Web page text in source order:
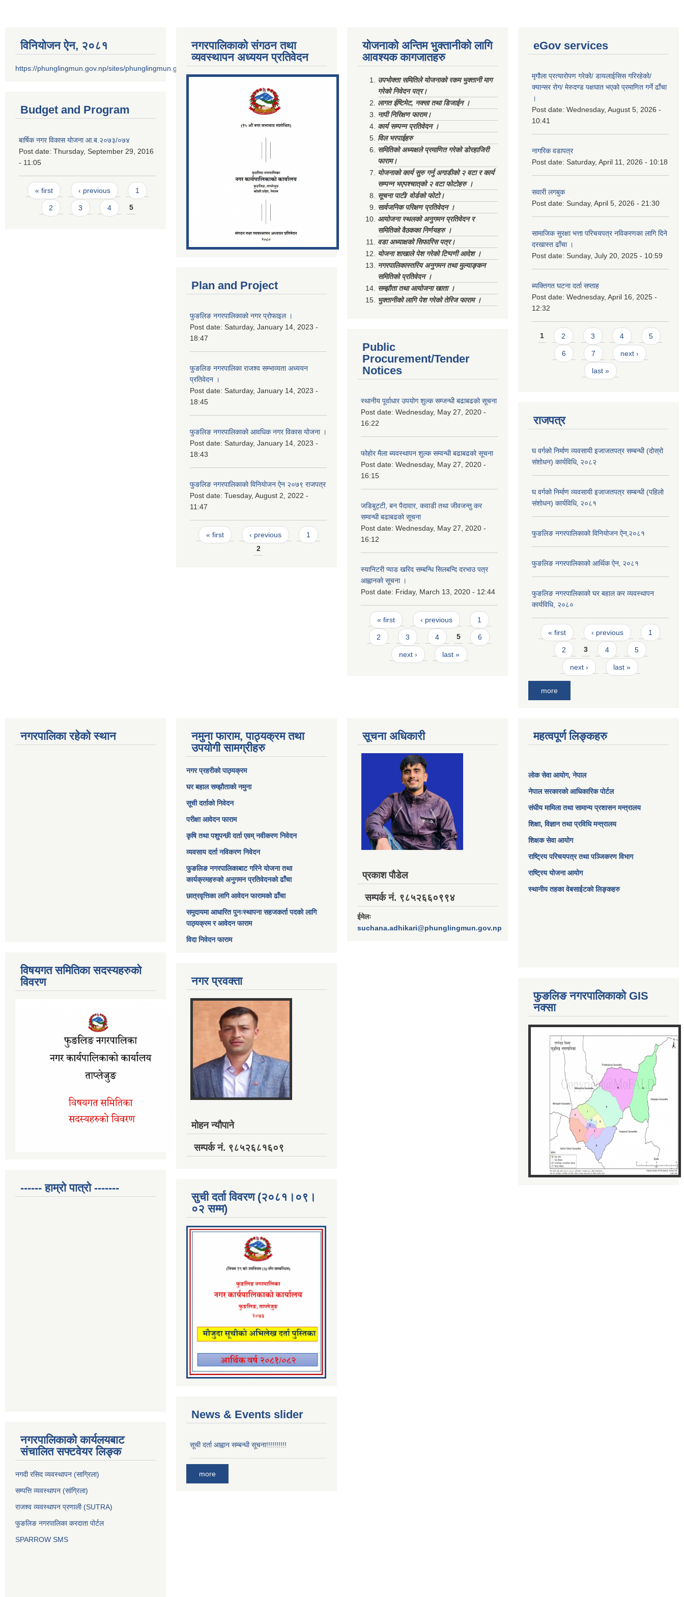
विनियोजन ऐन‚ २०८१
https://phunglingmun.gov.np/sites/phunglingmun.gov.np/files/documents/Al...
Budget and Program
बार्षिक नगर विकास योजना आ.ब.२०७३/०७४
Post date: Thursday, September 29, 2016
- 11:05
Pages
« first ‹ previous 1
2 3 4 5
नगरपालिकाको संगठन तथा
व्यवस्थापन अध्ययन प्रतिवेदन
Plan and Project
फुङलिङ नगरपालिकाको नगर प्रोफाइल ।
Post date: Saturday, January 14, 2023 -
18:47
फुङलिङ नगरपालिका राजश्व सम्भाव्यता अध्ययन
प्रतिवेदन ।
Post date: Saturday, January 14, 2023 -
18:45
फुङलिङ नगरपालिकाको आवधिक नगर विकास योजना ।
Post date: Saturday, January 14, 2023 -
18:43
फुङलिङ नगरपालिकाको विनियोजन ऐन २०७९ राजपत्र
Post date: Tuesday, August 2, 2022 -
11:47
Pages
« first ‹ previous
1
2
योजनाको अन्तिम भुक्तानीको लागि
आवश्यक कागजातहरु
उपभोक्ता समितिले योजनाको रकम भुक्तानी माग
गरेको निवेदन पत्र।
लागत ईष्टिमेट, नक्सा तथा डिजाईन ।
नापी निरिक्षण फाराम।
कार्य सम्पन्न प्रतिवेदन ।
विल भरपाईहरु
समितिको अध्यक्षले प्रमाणित गरेको डोरहाजिरी
फाराम।
योजनाको कार्य सुरु गर्नु अगाडीको २ वटा र कार्य
सम्पन्न भएपश्चात्‌को २ वटा फोटोहरु ।
सूचना पाटी/ वोर्डको फोटो।
सार्वजनिक परिक्षण प्रतिवेदन ।
आयोजना स्थलको अनुगमन प्रतिवेदन र
समितिको वैठकका निर्णयहरु ।
वडा अध्याक्षको सिफारिस पत्र।
योजना शाखाले पेश गरेको टिप्पणी आदेश ।
नगरपालिकास्तरिय अनुगमन तथा मुल्याङ्कन
समितिको प्रतिवेदन ।
सम्झौता तथा आयोजना खाता ।
भुक्तानीको लागि पेश गरेको तेरिज फाराम ।
Public
Procurement/Tender
Notices
स्थानीय पूर्वाधार उपयोग शुल्क सम्जन्धी बढाबढको सूचना
Post date: Wednesday, May 27, 2020 -
16:22
फोहोर मैला ब्यवस्थापन शुल्क सम्वन्धी बढाबढको सूचना
Post date: Wednesday, May 27, 2020 -
16:15
जडिबुट्टी, बन पैदावार, कवाडी तथा जीवजन्तु कर
सम्वन्धी बढाबढको सूचना
Post date: Wednesday, May 27, 2020 -
16:12
स्यानिटरी प्याड खरिद सम्बन्धि सिलबन्दि दरभाउ पत्र
आह्वानको सूचना ।
Post date: Friday, March 13, 2020 - 12:44
Pages
« first ‹ previous 1
2 3 4 5 6
next › last »
eGov services
मृगौला प्रत्यारोपण गरेको/ डायलाईसिस गरिरहेको/
क्यान्सर रोग/ मेरुदण्ड पक्षघात भएको प्रमाणित गर्ने ढाँचा
।
Post date: Wednesday, August 5, 2026 -
10:41
नागरिक वडापत्र
Post date: Saturday, April 11, 2026 - 10:18
सवारी लगबुक
Post date: Sunday, April 5, 2026 - 21:30
सामाजिक सुरक्षा भत्ता परिचयपत्र नविकरणका लागि दिने
दरखास्त ढाँचा ।
Post date: Sunday, July 20, 2025 - 10:59
ब्यक्तिगत घटना दर्ता सप्ताह
Post date: Wednesday, April 16, 2025 -
12:32
Pages
1 2 3 4 5
6 7 next ›
last »
राजपत्र
घ वर्गको निर्माण व्यवसायी इजाजतपत्र सम्बन्धी (दोस्रो
संशोधन) कार्यविधि‚ २०८२
घ वर्गको निर्माण व्यवसायी इजाजतपत्र सम्बन्धी (पहिलो
संशोधन) कार्यविधि‚ २०८१
फुङलिङ नगरपालिकाको विनियोजन ऐन‚२०८१
फुङलिङ नगरपालिकाको आर्थिक ऐन‚ २०८१
फुङलिङ नगरपालिकाको घर बहाल कर व्यवस्थापन
कार्यविधि, २०८०
Pages
« first ‹ previous 1
2 3 4 5
next › last »
more
नगरपालिका रहेको स्थान
विषयगत समितिका सदस्यहरुको
विवरण
------ हाम्रो पात्रो -------
नगरपालिकाको कार्यलयबाट
संचालित सफ्टवेयर लिङ्क
नगदी रसिद व्यवस्थापन (साग्रिला)
सम्पत्ति व्यवस्थापन (सांग्रिला)
राजश्व व्यवस्थापन प्रणाली (SUTRA)
फुङलिङ नगरपालिका करदाता पोर्टल
SPARROW SMS
नमुना फाराम, पाठ्यक्रम तथा
उपयोगी सामग्रीहरु
नगर प्रहरीको पाठ्यक्रम
घर बहाल सम्झौताको नमुना
सूची दर्ताको निवेदन
परीक्षा आवेदन फाराम
कृषि तथा पशुपन्छी दर्ता एवम् नवीकरण निवेदन
व्यवसाय दर्ता नविकरण निवेदन
फुङलिङ नगरपालिकाबाट गरिने योजना तथा
कार्यक्रमहरुको अनुगमन प्रतिवेदनको ढाँचा
छात्रवृत्तिका लागि आवेदन फारामको ढाँचा
समुदायमा आधारित पुनःस्थापना सहजकर्ता पदको लागि
पाठ्यक्रम र आवेदन फाराम
विदा निवेदन फाराम
नगर प्रवक्ता
मोहन न्यौपाने
सम्पर्क नं. ९८५२६८१६०९
सुची दर्ता विवरण (२०८१।०९।
०२ सम्म)
News & Events slider
सूची दर्ता आह्वान सम्बन्धी सूचना!!!!!!!!!!
more
सूचना अधिकारी
प्रकाश पौडेल
सम्पर्क नं. ९८५२६६०९९४
ईमेलः
suchana.adhikari@phunglingmun.gov.np
महत्वपूर्ण लिङ्कहरु
लोक सेवा आयोग, नेपाल
नेपाल सरकारको आधिकारिक पोर्टल
संघीय मामिला तथा सामान्य प्रशासन मन्त्रालय
शिक्षा, विज्ञान तथा प्रविधि मन्त्रालय
शिक्षक सेवा आयोग
राष्ट्रिय परिचयपत्र तथा पञ्जिकरण विभाग
राष्ट्रिय योजना आयोग
स्थानीय तहका वेबसाईटको लिङ्कहरु
फुङलिङ नगरपालिकाको GIS
नक्सा